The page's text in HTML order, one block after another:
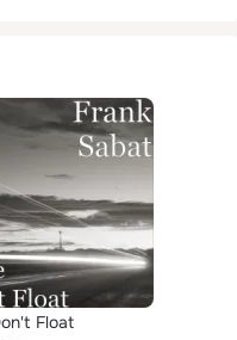
Float